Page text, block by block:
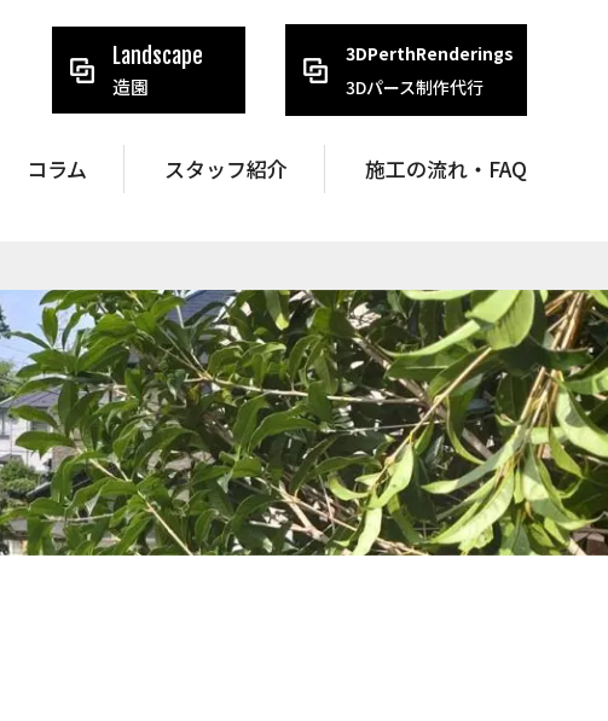
コラム スタッフ紹介 施工の流れ・FAQ
Landscape
造園
3DPerthRenderings
3Dパース制作代行